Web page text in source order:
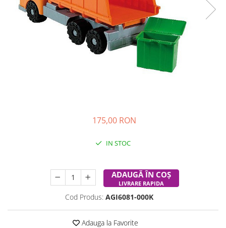
Jucarii dentitie
Teatru de papusi
Umbrele
Stilouri
Tempera și acuarele
175,00 RON
IN STOC
ADAUGĂ ÎN COȘ
LIVRARE RAPIDA
Cod Produs: AGI6081-000K
Adauga la Favorite